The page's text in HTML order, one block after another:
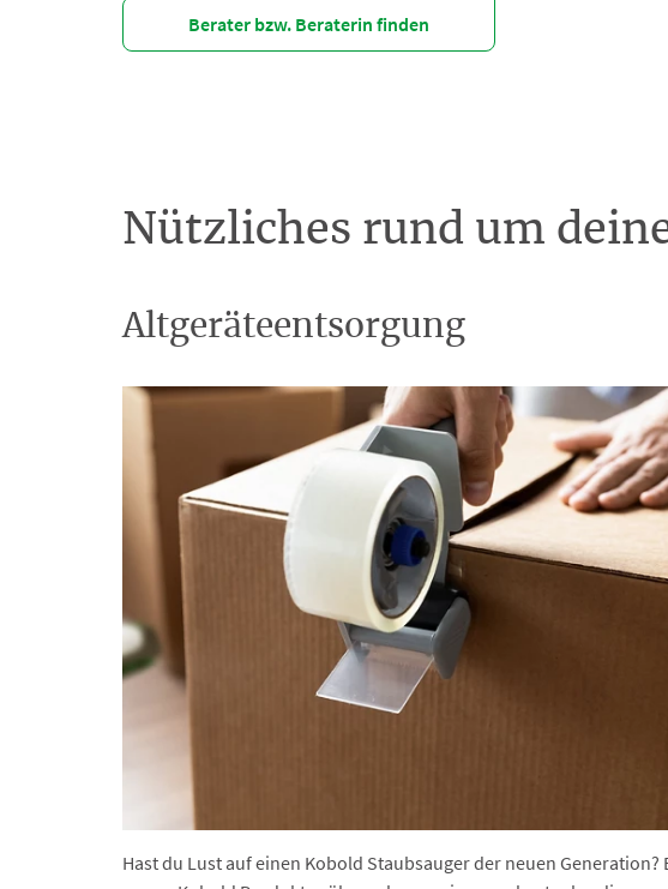
Berater bzw. Beraterin finden
Nützliches rund um
Altgeräteentsorgung
Hast du Lust auf einen Kobold Staubsauger der neuen Generation?